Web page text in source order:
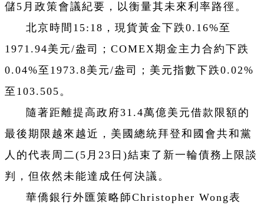
儲5月政策會議紀要，以衡量其未來利率路徑。
北京時間15:18，現貨黃金下跌0.16%至
1971.94美元/盎司；COMEX期金主力合約下跌
0.04%至1973.8美元/盎司；美元指數下跌0.02%
至103.505。
隨著距離提高政府31.4萬億美元借款限額的
最後期限越來越近，美國總統拜登和國會共和黨
人的代表周二(5月23日)結束了新一輪債務上限談
判，但依然未能達成任何決議。
華僑銀行外匯策略師Christopher Wong表